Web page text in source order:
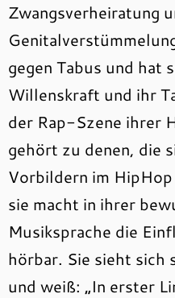
Zwangsverheiratung
gegen Tabus und hat
Willenskraft und ihr
der Rap-Szene ihrer
gehört zu denen, die
Vorbildern im
sie macht in ihrer
Musiksprache die
hörbar. Sie sieht sich
und weiß: „In erster